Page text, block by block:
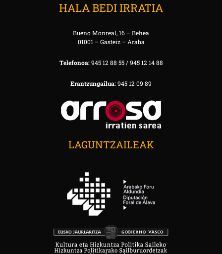
HALA BEDI IRRATIA
Bueno Monreal, 16 – Behea
01001 – Gasteiz – Araba
Telefonoa:945 12 88 55 / 945 12 14 88
Erantzungailua:945 12 09 89
LAGUNTZAILEAK